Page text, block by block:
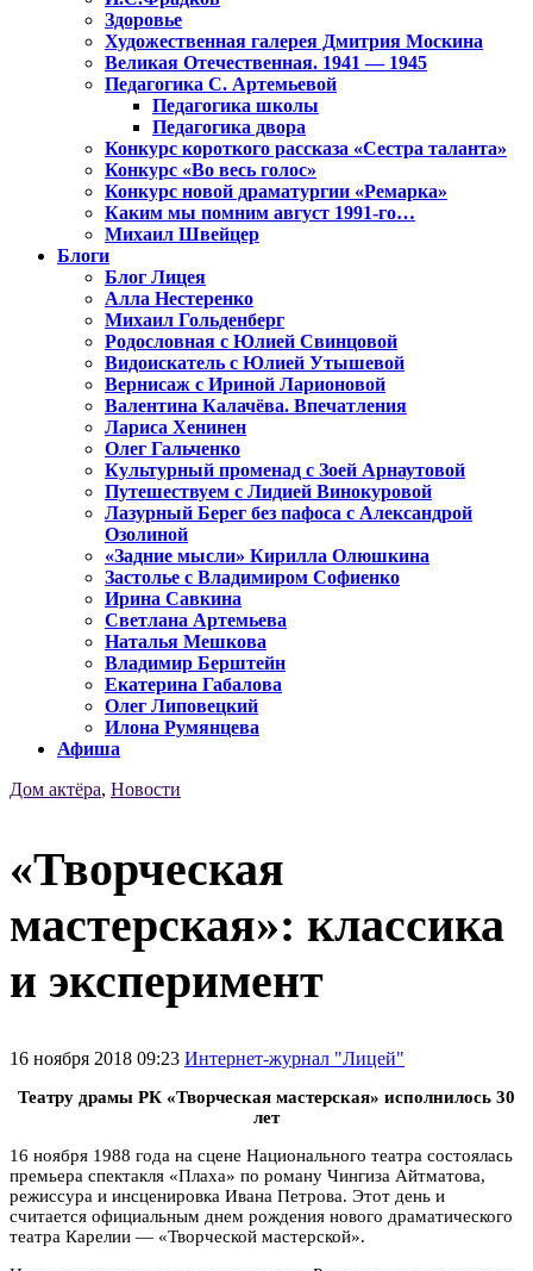
Здоровье
Художественная галерея Дмитрия Москина
Великая Отечественная. 1941 — 1945
Педагогика С. Артемьевой
Педагогика школы
Педагогика двора
Конкурс короткого рассказа «Сестра таланта»
Конкурс «Во весь голос»
Конкурс новой драматургии «Ремарка»
Каким мы помним август 1991-го…
Михаил Швейцер
Блоги
Блог Лицея
Алла Нестеренко
Михаил Гольденберг
Родословная с Юлией Свинцовой
Видоискатель с Юлией Утышевой
Вернисаж с Ириной Ларионовой
Валентина Калачёва. Впечатления
Лариса Хенинен
Олег Гальченко
Культурный променад с Зоей Арнаутовой
Путешествуем с Лидией Винокуровой
Лазурный Берег без пафоса с Александрой
Озолиной
«Задние мысли» Кирилла Олюшкина
Застолье с Владимиром Софиенко
Ирина Савкина
Светлана Артемьева
Наталья Мешкова
Владимир Берштейн
Екатерина Габалова
Олег Липовецкий
Илона Румянцева
Афиша
Дом актёра, Новости
«Творческая
мастерская»: классика
и эксперимент
16 ноября 2018 09:23 Интернет-журнал "Лицей"
Театру драмы РК «Творческая мастерская» исполнилось 30
лет
16 ноября 1988 года на сцене Национального театра состоялась
премьера спектакля «Плаха» по роману Чингиза Айтматова,
режиссура и инсценировка Ивана Петрова. Этот день и
считается официальным днем рождения нового драматического
театра Карелии — «Творческой мастерской».